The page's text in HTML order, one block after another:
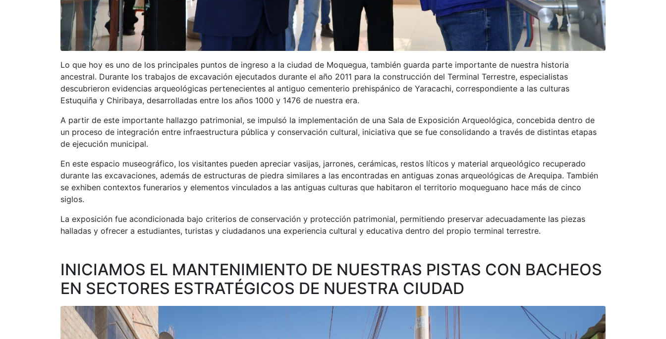
Lo que hoy es uno de los principales puntos de ingreso a la ciudad de Moquegua, también guarda parte importante de nuestra historia
ancestral. Durante los trabajos de excavación ejecutados durante el año 2011 para la construcción del Terminal Terrestre, especialistas
descubrieron evidencias arqueológicas pertenecientes al antiguo cementerio prehispánico de Yaracachi, correspondiente a las culturas
Estuquiña y Chiribaya, desarrolladas entre los años 1000 y 1476 de nuestra era.
A partir de este importante hallazgo patrimonial, se impulsó la implementación de una Sala de Exposición Arqueológica, concebida dentro de
un proceso de integración entre infraestructura pública y conservación cultural, iniciativa que se fue consolidando a través de distintas etapas
de ejecución municipal.
En este espacio museográfico, los visitantes pueden apreciar vasijas, jarrones, cerámicas, restos líticos y material arqueológico recuperado
durante las excavaciones, además de estructuras de piedra similares a las encontradas en antiguas zonas arqueológicas de Arequipa. También
se exhiben contextos funerarios y elementos vinculados a las antiguas culturas que habitaron el territorio moqueguano hace más de cinco
siglos.
La exposición fue acondicionada bajo criterios de conservación y protección patrimonial, permitiendo preservar adecuadamente las piezas
halladas y ofrecer a estudiantes, turistas y ciudadanos una experiencia cultural y educativa dentro del propio terminal terrestre.
INICIAMOS EL MANTENIMIENTO DE NUESTRAS PISTAS CON BACHEOS
EN SECTORES ESTRATÉGICOS DE NUESTRA CIUDAD